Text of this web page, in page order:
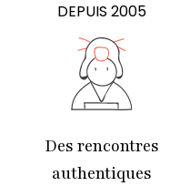
DEPUIS 2005
Des rencontres
authentiques